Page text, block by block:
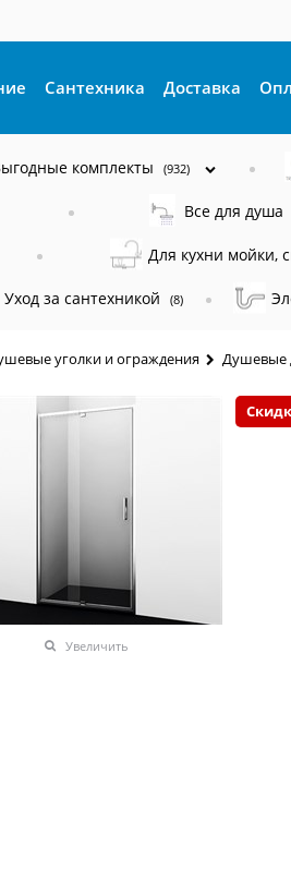
Сантехника Доставка
комплекты (932)
Все для душа
Для кухни мойки,
Уход за сантехникой (8)
уголки и ограждения Душевые
Увеличить